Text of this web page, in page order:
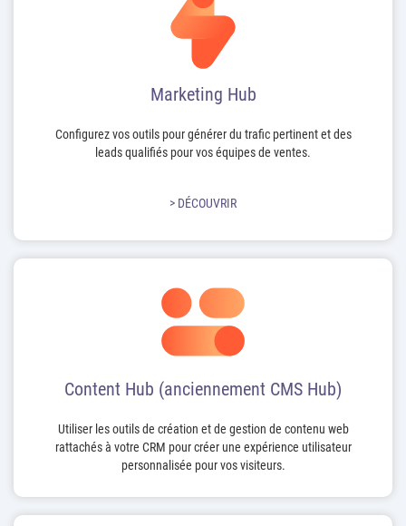
Marketing Hub
Configurez vos outils pour générer du trafic pertinent et des
leads qualifiés pour vos équipes de ventes.
> DÉCOUVRIR
Content Hub (anciennement CMS Hub)
Utiliser les outils de création et de gestion de contenu web
rattachés à votre CRM pour créer une expérience utilisateur
personnalisée pour vos visiteurs.